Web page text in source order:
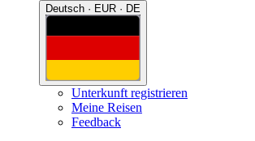
Deutsch · EUR · DE
Unterkunft registrieren
Meine Reisen
Feedback